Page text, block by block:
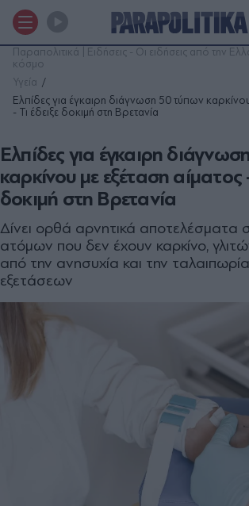
Παραπολιτικά | Ειδήσεις - Οι ειδήσεις από την
κόσμο
Υγεία
Ελπίδες για έγκαιρη διάγνωση 50 τύπων
- Τι έδειξε δοκιμή στη Βρετανία
Ελπίδες για έγκαιρη
καρκίνου με εξέταση αίματος -
δοκιμή στη Βρετανία
Δίνει ορθά αρνητικά αποτελέσματα
ατόμων που δεν έχουν καρκίνο,
από την ανησυχία και την
εξετάσεων